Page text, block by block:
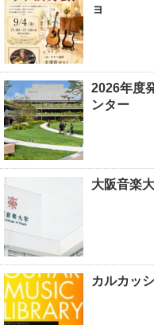
ョ
2026年度
ンター
大阪音楽
カルカッ